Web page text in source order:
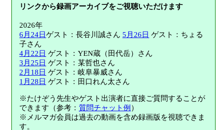
リンクから録画アーカイブをご視聴いただけます
2026年
6月24日ゲスト：長谷川誠さん5月26日 ゲスト：ちょる
子さん
4月22日 ゲスト：YEN蔵（田代岳）さん
3月25日 ゲスト：某哲也さん
2月18日 ゲスト：岐阜暴威さん
1月28日 ゲスト：田口れん太さん
※たけぞう先生やゲスト出演者に直接ご質問することが
できます（参考：質問チャット例 ）
※メルマガ会員は過去の動画を含め録画版を視聴できま
す。